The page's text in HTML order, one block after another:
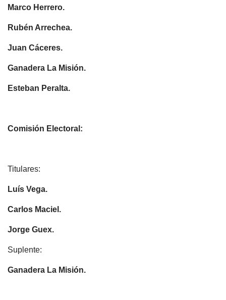
Marco Herrero.
Rubén Arrechea.
Juan Cáceres.
Ganadera La Misión.
Esteban Peralta.
Comisión Electoral:
Titulares:
Luís Vega.
Carlos Maciel.
Jorge Guex.
Suplente:
Ganadera La Misión.